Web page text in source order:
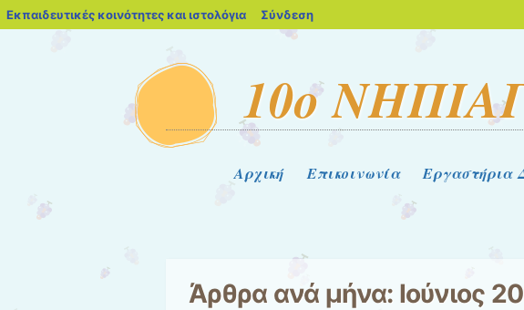
Εκπαιδευτικές κοινότητες και ιστολόγια blogs.sch.gr
Σύνδεση
10ο
Μενού
Μετάβαση στο περιεχόμενο
Αρχική Επικοινωνία Εργαστήρια
Άρθρα ανά μήνα: Ιούνιος